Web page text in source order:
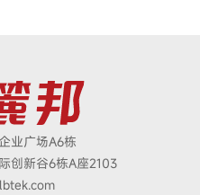
业广场A6栋
创新谷6栋A座2103